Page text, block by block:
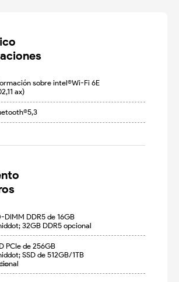
sobre intel®Wi-Fi 6E
ax)
DIMM DDR5 de 16GB
32GB DDR5 opcional
PCIe de 256GB
SSD de 512GB/1TB